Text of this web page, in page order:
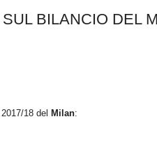
BILANCIO DEL
18 del Milan: